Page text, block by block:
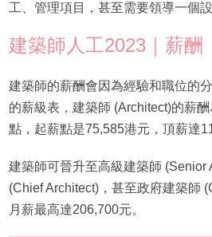
工、管理項目，甚至需要領導一個設
建築師人工2023｜薪酬
建築師的薪酬會因為經驗和職位的
的薪級表，建築師 (Architect)的薪
點，起薪點是75,585港元，頂薪達
建築師可晉升至高級建築師 (Senior
(Chief Architect)，甚至政府建築師
月薪最高達206,700元。